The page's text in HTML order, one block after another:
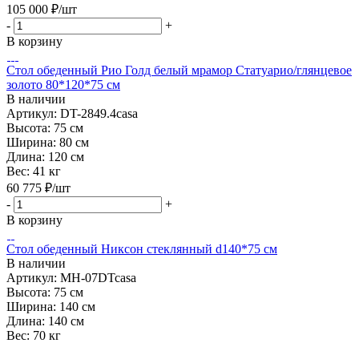
105 000 ₽/шт
-
+
В корзину
Стол обеденный Рио Голд белый мрамор Статуарио/глянцевое
золото 80*120*75 см
В наличии
Артикул: DT-2849.4casa
Высота: 75 см
Ширина: 80 см
Длина: 120 см
Вес: 41 кг
60 775 ₽/шт
-
+
В корзину
Стол обеденный Никсон стеклянный d140*75 см
В наличии
Артикул: MH-07DTcasa
Высота: 75 см
Ширина: 140 см
Длина: 140 см
Вес: 70 кг